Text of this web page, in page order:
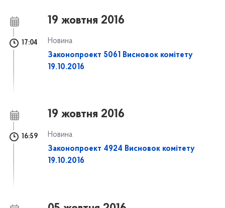
19 жовтня 2016
17:04
Новина
Законопроект 5061 Висновок комітету
19.10.2016
19 жовтня 2016
16:59
Новина
Законопроект 4924 Висновок комітету
19.10.2016